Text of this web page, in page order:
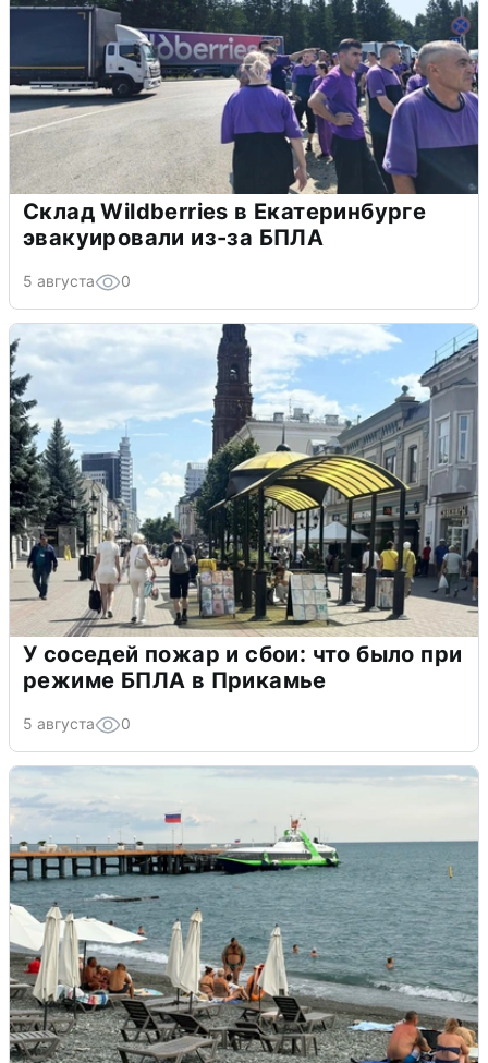
Склад Wildberries в Екатеринбурге
эвакуировали из-за БПЛА
5 августа 0
У соседей пожар и сбои: что было при
режиме БПЛА в Прикамье
5 августа 0